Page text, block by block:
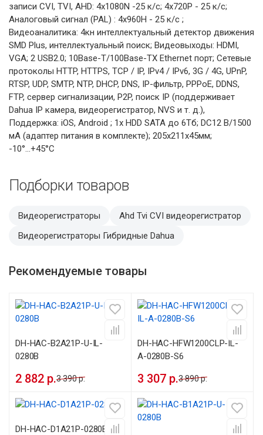
записи CVI, TVI, AHD: 4х1080N -25 к/с; 4х720P - 25 к/с;
Аналоговый сигнал (PAL) : 4х960H - 25 к/с ;
Видеоаналитика: 4кн интеллектуальный детектор движения
SMD Plus, интеллектуальный поиск; Видеовыходы: HDMI,
VGA; 2 USB2.0; 10Base-T/100Base-TX Ethernet порт; Сетевые
протоколы HTTP, HTTPS, TCP / IP, IPv4 / IPv6, 3G / 4G, UPnP,
RTSP, UDP, SMTP, NTP, DHCP, DNS, IP-фильтр, PPPoE, DDNS,
FTP, сервер сигнализации, P2P, поиск IP (поддерживает
Dahua IP камера, видеорегистратор, NVS и т. д.),
Поддержка: iOS, Android ; 1х HDD SATA до 6Тб; DC12 В/1500
мА (адаптер питания в комплекте); 205х211х45мм;
-10°...+45°C
Подборки товаров
Видеорегистраторы
Ahd Tvi CVI видеорегистратор
Видеорегистраторы Гибридные Dahua
Рекомендуемые товары
DH-HAC-B2A21P-U-IL-
0280B
2 882 р.3 390 р.
DH-HAC-HFW1200CLP-IL-
A-0280B-S6
3 307 р.3 890 р.
DH-HAC-D1A21P-0280B